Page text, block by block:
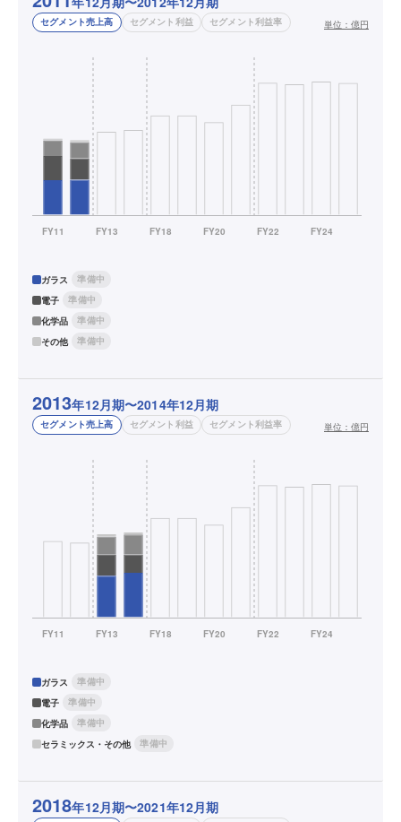
セグメント売上高 セグメント利益 セグメント利益率 単位： 億円
ガラス
準備中
電子
準備中
化学品
準備中
その他
準備中
2013年12月期〜2014年12月期
セグメント売上高 セグメント利益 セグメント利益率 単位： 億円
ガラス
準備中
電子
準備中
化学品
準備中
セラミックス・その他
準備中
2018年12月期〜2021年12月期